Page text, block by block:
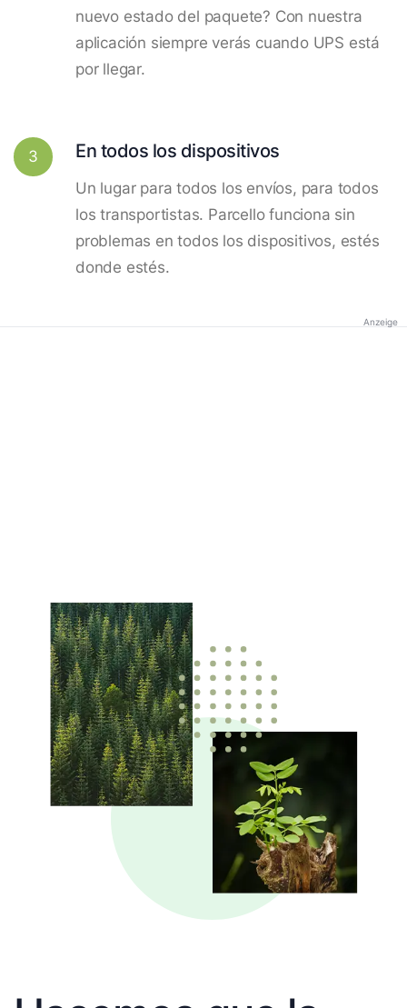
nuevo estado del paquete? Con nuestra
aplicación siempre verás cuando UPS está
por llegar.
3 En todos los dispositivos
Un lugar para todos los envíos, para todos
los transportistas. Parcello funciona sin
problemas en todos los dispositivos, estés
donde estés.
Anzeige